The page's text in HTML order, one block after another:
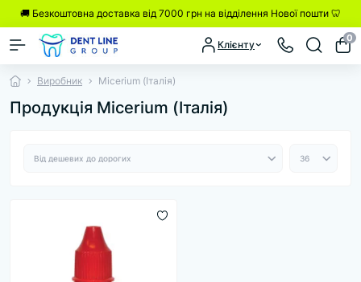
🚚 Безкоштовна доставка від 7000 грн на відділення Нової пошти 🦷
Клієнту
0
Виробник Micerium (Італія)
Продукція Micerium (Італія)